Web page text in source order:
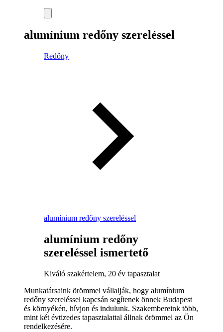
alumínium redőny szereléssel
Redőny
alumínium redőny szereléssel
alumínium redőny
szereléssel ismertető
Kiváló szakértelem, 20 év tapasztalat
Munkatársaink örömmel vállalják, hogy alumínium
redőny szereléssel kapcsán segítenek önnek Budapest
és környékén, hívjon és indulunk. Szakembereink több,
mint két évtizedes tapasztalattal állnak örömmel az Ön
rendelkezésére.